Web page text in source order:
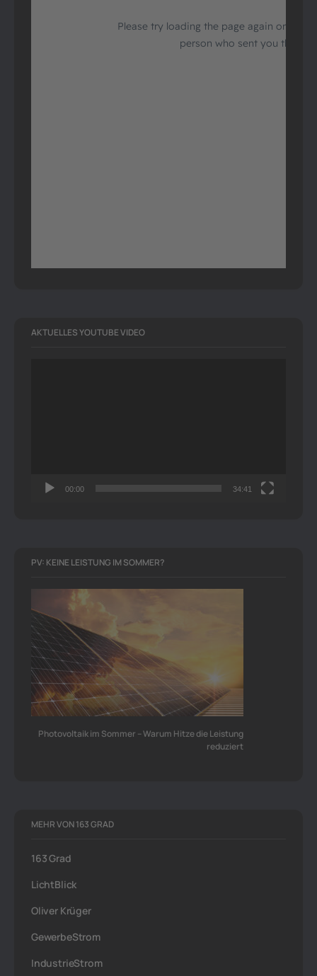
AKTUELLES YOUTUBE VIDEO
00:00 34:41
PV: KEINE LEISTUNG IM SOMMER?
Photovoltaik im Sommer – Warum Hitze die Leistung
reduziert
MEHR VON 163 GRAD
163 Grad
LichtBlick
Oliver Krüger
GewerbeStrom
IndustrieStrom